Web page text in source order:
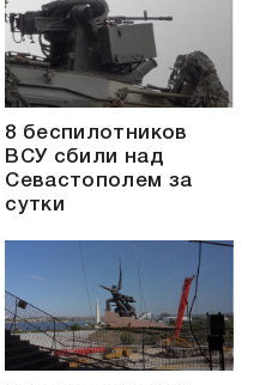
8 беспилотников
ВСУ сбили над
Севастополем за
сутки